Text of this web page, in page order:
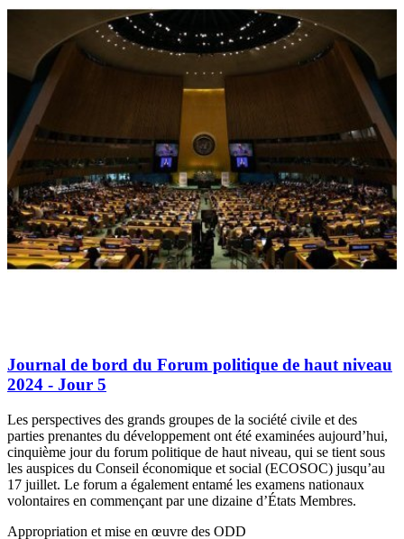
Journal de bord du Forum politique de haut niveau
2024 - Jour 5
Les perspectives des grands groupes de la société civile et des
parties prenantes du développement ont été examinées aujourd’hui,
cinquième jour du forum politique de haut niveau, qui se tient sous
les auspices du Conseil économique et social (ECOSOC) jusqu’au
17 juillet. Le forum a également entamé les examens nationaux
volontaires en commençant par une dizaine d’États Membres.
Appropriation et mise en œuvre des ODD